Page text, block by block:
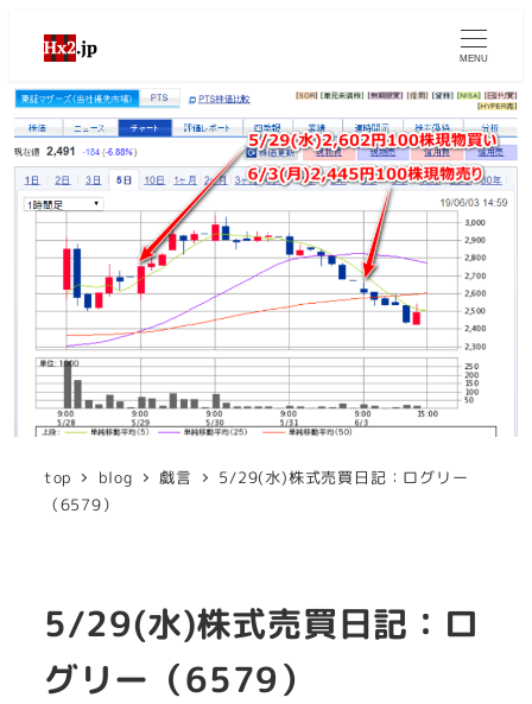
MENU
top blog 戯言
5/29(水)株式売買日記：ログリー
（6579）
5/29(水)株式売買日記：ロ
グリー（6579）